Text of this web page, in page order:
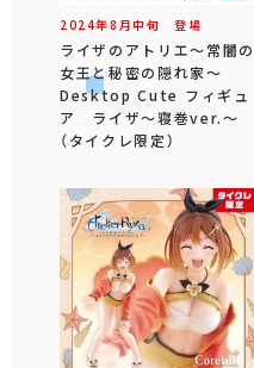
2024年8 月中旬 登場
ライザのアトリエ～常闇の
女王と秘密の隠れ家～
Desktop Cute フィギュ
ア ライザ～寝巻ver.～
（タイクレ限定）